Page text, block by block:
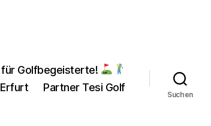
für Golfbegeisterte!
Partner Tesi Golf
Suchen